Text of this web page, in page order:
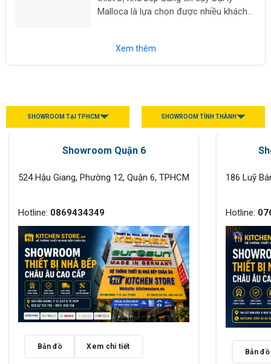
Malloca là lựa chọn được nhiều khách
máy hút...
Xem thêm
SHOWROOM TẠI TPHCM SHOWROOM TỈNH THÀNH
Showroom Quận 6
524 Hậu Giang, Phường 12, Quận 6, TPHCM
Hotline: 0869434349
Bản đồ Xem chi tiết
186 Luỹ
Hotline:
Bản đồ